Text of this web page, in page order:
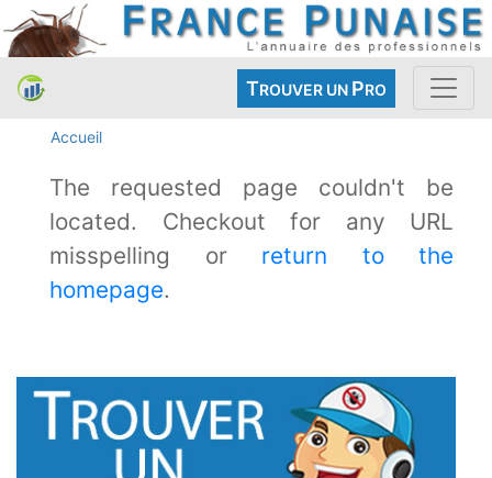
TROUVER UN PRO
Accueil
The requested page couldn't be
located. Checkout for any URL
misspelling or return to the
homepage.